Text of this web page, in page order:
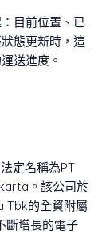
目前位置、已
態更新時，這
送進度。
定名稱為PT
。該公司於
Tbk的全資附屬
斷增長的電子